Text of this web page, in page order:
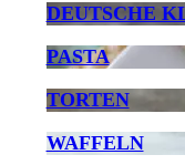
DEUTSCHE
PASTA
TORTEN
WAFFELN